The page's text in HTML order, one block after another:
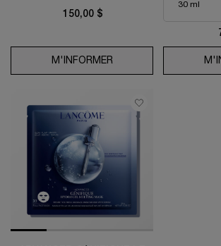
150,00 $
M'INFORMERWHEN THE LA VIE EST